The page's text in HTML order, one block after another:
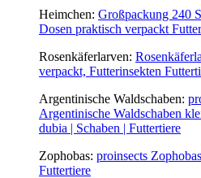
Heimchen: Großpackung 240
Dosen praktisch verpackt
Rosenkäferlarven:
verpackt, Futterinsekten
Argentinische Waldschaben:
Argentinische Waldschaben
dubia | Schaben | Futtertiere
Zophobas: proinsects
Futtertiere